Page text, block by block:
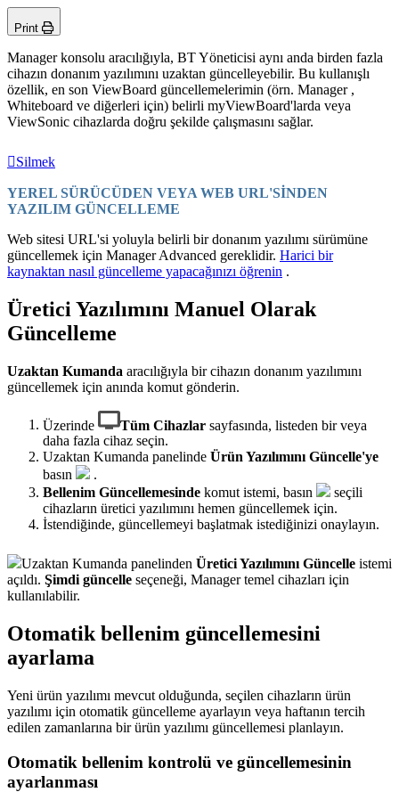
Print
Manager konsolu aracılığıyla, BT Yöneticisi aynı anda birden fazla
cihazın donanım yazılımını uzaktan güncelleyebilir. Bu kullanışlı
özellik, en son ViewBoard güncellemelerimin (örn. Manager ,
Whiteboard ve diğerleri için) belirli myViewBoard'larda veya
ViewSonic cihazlarda doğru şekilde çalışmasını sağlar.
Silmek
YEREL SÜRÜCÜDEN VEYA WEB URL'SİNDEN
YAZILIM GÜNCELLEME
Web sitesi URL'si yoluyla belirli bir donanım yazılımı sürümüne
güncellemek için Manager Advanced gereklidir. Harici bir
kaynaktan nasıl güncelleme yapacağınızı öğrenin .
Üretici Yazılımını Manuel Olarak
Güncelleme
Uzaktan Kumanda aracılığıyla bir cihazın donanım yazılımını
güncellemek için anında komut gönderin.
Üzerinde Tüm Cihazlar sayfasında, listeden bir veya
daha fazla cihaz seçin.
Uzaktan Kumanda panelinde Ürün Yazılımını Güncelle'ye
basın
.
Bellenim Güncellemesinde komut istemi, basın
seçili
cihazların üretici yazılımını hemen güncellemek için.
İstendiğinde, güncellemeyi başlatmak istediğinizi onaylayın.
Uzaktan Kumanda panelinden Üretici Yazılımını Güncelle istemi
açıldı. Şimdi güncelle seçeneği, Manager temel cihazları için
kullanılabilir.
Otomatik bellenim güncellemesini
ayarlama
Yeni ürün yazılımı mevcut olduğunda, seçilen cihazların ürün
yazılımı için otomatik güncelleme ayarlayın veya haftanın tercih
edilen zamanlarına bir ürün yazılımı güncellemesi planlayın.
Otomatik bellenim kontrolü ve güncellemesinin
ayarlanması